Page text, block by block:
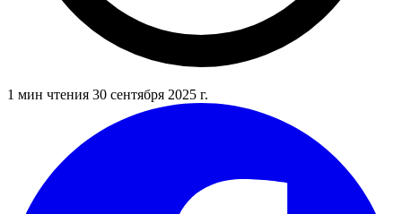
1 мин чтения 30 сентября 2025 г.